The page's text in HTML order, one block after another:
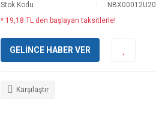
Stok Kodu
NBX00012U20
* 19,18 TL den başlayan taksitlerle!
GELİNCE HABER VER
Karşılaştır